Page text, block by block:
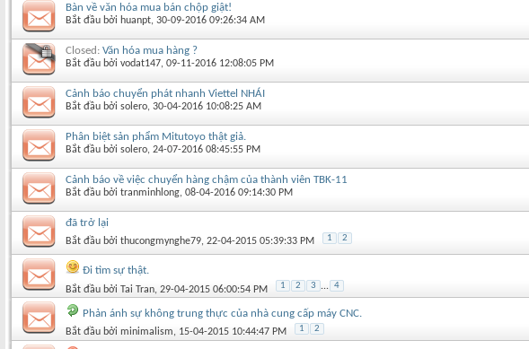
Bàn về văn hóa mua bán chộp giật!
Bắt đầu bởi huanpt‎, 30-09-2016 09:26:34 AM
Closed: Văn hóa mua hàng ?
Bắt đầu bởi vodat147‎, 09-11-2016 12:08:05 PM
Cảnh báo chuyển phát nhanh Viettel NHÁI
Bắt đầu bởi solero‎, 30-04-2016 10:08:25 AM
Phân biệt sản phẩm Mitutoyo thật giả.
Bắt đầu bởi solero‎, 24-07-2016 08:45:55 PM
Cảnh báo về việc chuyển hàng chậm của thành viên TBK-11
Bắt đầu bởi tranminhlong‎, 08-04-2016 09:14:30 PM
đã trở lại
Bắt đầu bởi thucongmynghe79‎, 22-04-2015 05:39:33 PM 1 2
Đi tìm sự thật.
Bắt đầu bởi Tai Tran‎, 29-04-2015 06:00:54 PM 1 2 3 ... 4
Phản ánh sự không trung thực của nhà cung cấp máy CNC.
Bắt đầu bởi minimalism‎, 15-04-2015 10:44:47 PM 1 2